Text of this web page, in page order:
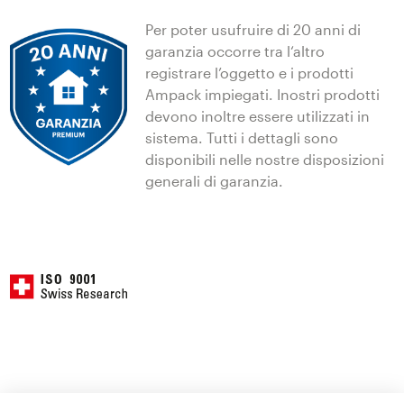
Per poter usufruire di 20 anni di
garanzia occorre tra l‘altro
registrare l’oggetto e i prodotti
Ampack impiegati. Inostri prodotti
devono inoltre essere utilizzati in
sistema. Tutti i dettagli sono
disponibili nelle nostre disposizioni
generali di garanzia.